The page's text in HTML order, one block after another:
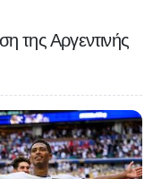
της Αργεντινής